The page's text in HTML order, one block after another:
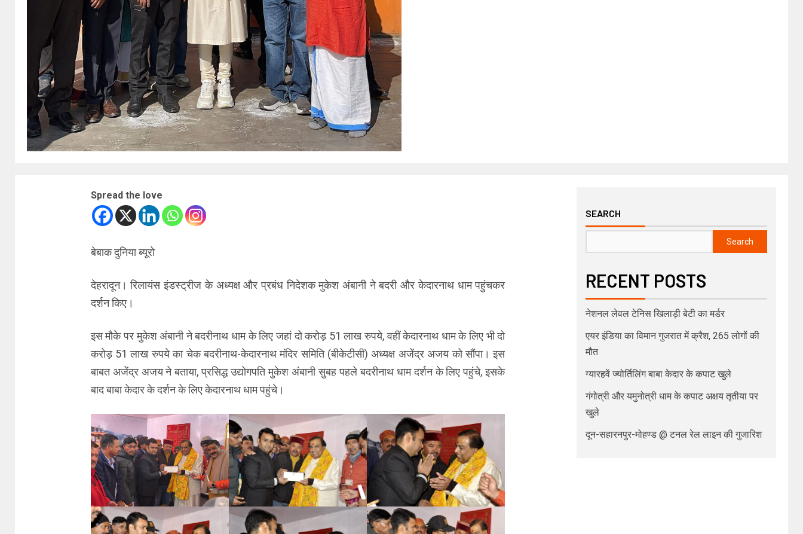
Spread the love
बेबाक दुनिया ब्यूरो
देहरादून। रिलायंस इंडस्ट्रीज के अध्यक्ष और प्रबंध निदेशक मुकेश अंबानी ने बदरी और केदारनाथ धाम पहुंचकर
दर्शन किए।
इस मौके पर मुकेश अंबानी ने बदरीनाथ धाम के लिए जहां दो करोड़ 51 लाख रुपये, वहीं केदारनाथ धाम के लिए भी दो
करोड़ 51 लाख रुपये का चेक बदरीनाथ-केदारनाथ मंदिर समिति (बीकेटीसी) अध्यक्ष अजेंद्र अजय को सौंपा। इस
बाबत अजेंद्र अजय ने बताया, प्रसिद्ध उद्योगपति मुकेश अंबानी सुबह पहले बदरीनाथ धाम दर्शन के लिए पहुंचे, इसके
बाद बाबा केदार के दर्शन के लिए केदारनाथ धाम पहुंचे।
SEARCH
Search
RECENT POSTS
नेशनल लेवल टेनिस खिलाड़ी बेटी का मर्डर
एयर इंडिया का विमान गुजरात में क्रैश, 265 लोगों की
मौत
ग्यारहवें ज्योर्तिलिंग बाबा केदार के कपाट खुले
गंगोत्री और यमुनोत्री धाम के कपाट अक्षय तृतीया पर
खुले
दून-सहारनपुर-मोहण्ड @ टनल रेल लाइन की गुजारिश